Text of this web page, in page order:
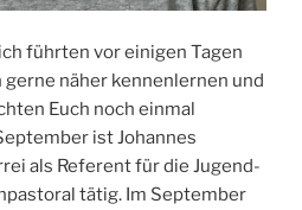
führten vor einigen Tagen
gerne näher kennenlernen und
Euch noch einmal
ist Johannes
als Referent für die Jugend-
tätig. Im September